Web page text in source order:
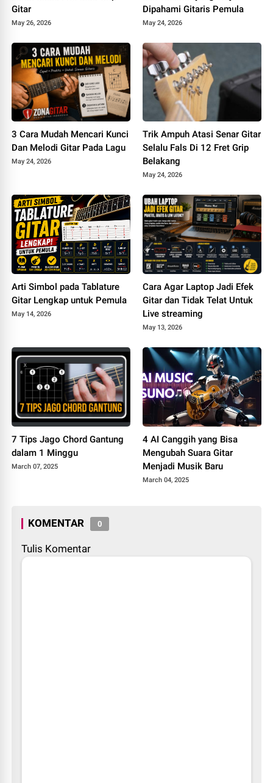
Gitar
May 26, 2026
Dipahami Gitaris Pemula
May 24, 2026
3 Cara Mudah Mencari Kunci
Dan Melodi Gitar Pada Lagu
May 24, 2026
Trik Ampuh Atasi Senar Gitar
Selalu Fals Di 12 Fret Grip
Belakang
May 24, 2026
Arti Simbol pada Tablature
Gitar Lengkap untuk Pemula
May 14, 2026
Cara Agar Laptop Jadi Efek
Gitar dan Tidak Telat Untuk
Live streaming
May 13, 2026
7 Tips Jago Chord Gantung
dalam 1 Minggu
March 07, 2025
4 AI Canggih yang Bisa
Mengubah Suara Gitar
Menjadi Musik Baru
March 04, 2025
KOMENTAR 0
Tulis Komentar